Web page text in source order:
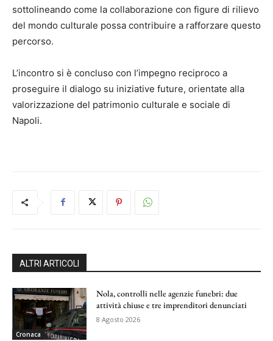
sottolineando come la collaborazione con figure di rilievo
del mondo culturale possa contribuire a rafforzare questo
percorso.
L’incontro si è concluso con l’impegno reciproco a
proseguire il dialogo su iniziative future, orientate alla
valorizzazione del patrimonio culturale e sociale di
Napoli.
ALTRI ARTICOLI
Cronaca
Nola, controlli nelle agenzie funebri: due
attività chiuse e tre imprenditori denunciati
8 Agosto 2026